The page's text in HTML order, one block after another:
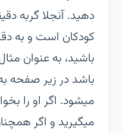
دهید. آنجلا گربه
کودکان است و به
باشید، به عنوان
باشد در زیر صفحه
میشود. اگر او را
میگیرید و اگر